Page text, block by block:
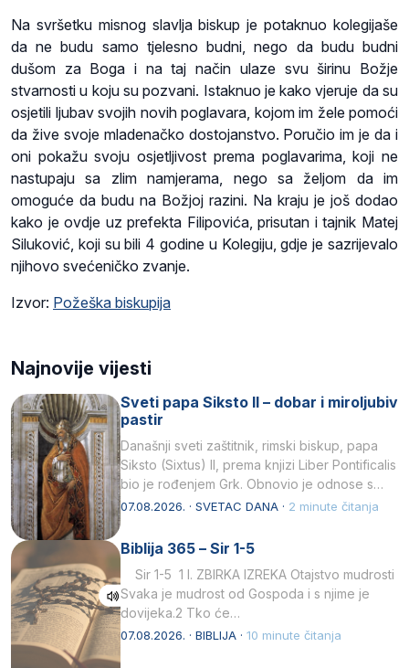
Na svršetku misnog slavlja biskup je potaknuo kolegijaše
da ne budu samo tjelesno budni, nego da budu budni
dušom za Boga i na taj način ulaze svu širinu Božje
stvarnosti u koju su pozvani. Istaknuo je kako vjeruje da su
osjetili ljubav svojih novih poglavara, kojom im žele pomoći
da žive svoje mladenačko dostojanstvo. Poručio im je da i
oni pokažu svoju osjetljivost prema poglavarima, koji ne
nastupaju sa zlim namjerama, nego sa željom da im
omoguće da budu na Božjoj razini. Na kraju je još dodao
kako je ovdje uz prefekta Filipovića, prisutan i tajnik Matej
Siluković, koji su bili 4 godine u Kolegiju, gdje je sazrijevalo
njihovo svećeničko zvanje.
Izvor: Požeška biskupija
Najnovije vijesti
Sveti papa Siksto II – dobar i miroljubiv
pastir
Današnji sveti zaštitnik, rimski biskup, papa
Siksto (Sixtus) II, prema knjizi Liber Pontificalis
bio je rođenjem Grk. Obnovio je odnose s
afričkim…
07.08.2026. · SVETAC DANA · 2 minute čitanja
Biblija 365 – Sir 1-5
Sir 1-5 1 I. ZBIRKA IZREKA Otajstvo mudrosti
Svaka je mudrost od Gospoda i s njime je
dovijeka.2 Tko će…
07.08.2026. · BIBLIJA · 10 minute čitanja